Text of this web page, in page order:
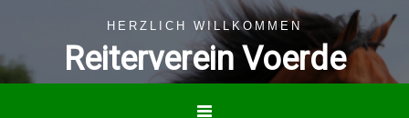
HERZLICH WILLKOMMEN
Reiterverein Voerde